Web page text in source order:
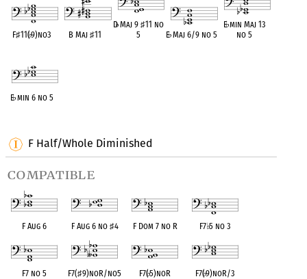
F Half/Whole Diminished
compatible
F Aug 6 F Aug 6 no ♯4 F Dom 7 no R F7♭5 no 3
F7 no 5 F7(♯9)noR/no5 F7(♭5)noR F7(♭9)noR/3
F♯11(♭9)no3 B Maj♯11
D♭Maj 9♯11 no
5
E♭Maj 6/9 no 5
E♭min Maj 13
no 5
E♭min 6 no 5